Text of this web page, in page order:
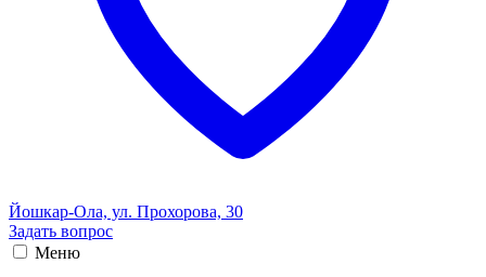
Йошкар-Ола, ул. Прохорова, 30
Задать вопрос
Меню